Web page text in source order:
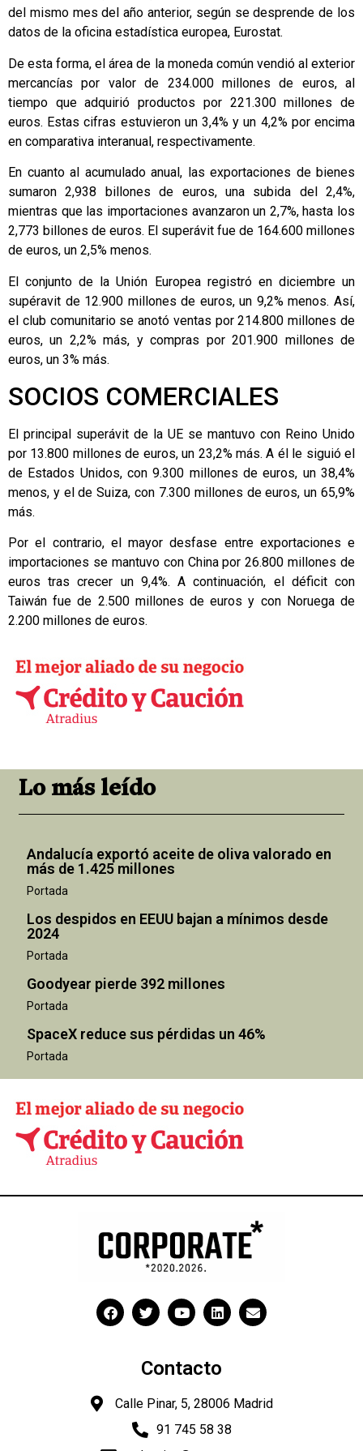
del mismo mes del año anterior, según se desprende de los
datos de la oficina estadística europea, Eurostat.
De esta forma, el área de la moneda común vendió al exterior
mercancías por valor de 234.000 millones de euros, al
tiempo que adquirió productos por 221.300 millones de
euros. Estas cifras estuvieron un 3,4% y un 4,2% por encima
en comparativa interanual, respectivamente.
En cuanto al acumulado anual, las exportaciones de bienes
sumaron 2,938 billones de euros, una subida del 2,4%,
mientras que las importaciones avanzaron un 2,7%, hasta los
2,773 billones de euros. El superávit fue de 164.600 millones
de euros, un 2,5% menos.
El conjunto de la Unión Europea registró en diciembre un
supéravit de 12.900 millones de euros, un 9,2% menos. Así,
el club comunitario se anotó ventas por 214.800 millones de
euros, un 2,2% más, y compras por 201.900 millones de
euros, un 3% más.
SOCIOS COMERCIALES
El principal superávit de la UE se mantuvo con Reino Unido
por 13.800 millones de euros, un 23,2% más. A él le siguió el
de Estados Unidos, con 9.300 millones de euros, un 38,4%
menos, y el de Suiza, con 7.300 millones de euros, un 65,9%
más.
Por el contrario, el mayor desfase entre exportaciones e
importaciones se mantuvo con China por 26.800 millones de
euros tras crecer un 9,4%. A continuación, el déficit con
Taiwán fue de 2.500 millones de euros y con Noruega de
2.200 millones de euros.
Lo más leído
Andalucía exportó aceite de oliva valorado en
más de 1.425 millones
Portada
Los despidos en EEUU bajan a mínimos desde
2024
Portada
Goodyear pierde 392 millones
Portada
SpaceX reduce sus pérdidas un 46%
Portada
Contacto
Calle Pinar, 5, 28006 Madrid
91 745 58 38